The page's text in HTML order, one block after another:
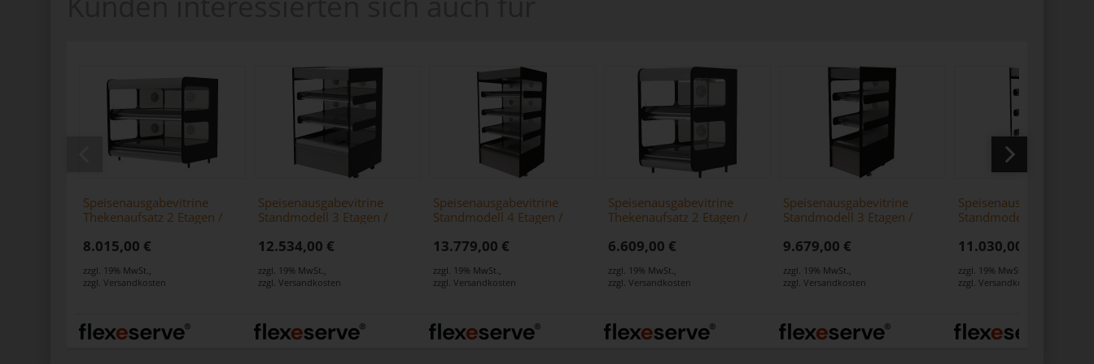
Speisenausgabevitrine
Thekenaufsatz 2 Etagen /
8.015,00 €
zzgl. 19% MwSt.,
zzgl. Versandkosten
Speisenausgabevitrine
Standmodell 3 Etagen /
12.534,00 €
zzgl. 19% MwSt.,
zzgl. Versandkosten
Speisenausgabevitrine
Standmodell 4 Etagen /
13.779,00 €
zzgl. 19% MwSt.,
zzgl. Versandkosten
Speisenausgabevitrine
Thekenaufsatz 2 Etagen /
6.609,00 €
zzgl. 19% MwSt.,
zzgl. Versandkosten
Speisenausgabevitrine
Standmodell 3 Etagen /
9.679,00 €
zzgl. 19% MwSt.,
zzgl. Versandkosten
Speisenausgabevitrine
Standmodell 4 Etagen /
11.030,00 €
zzgl. 19% MwSt.
zzgl. Versandkosten